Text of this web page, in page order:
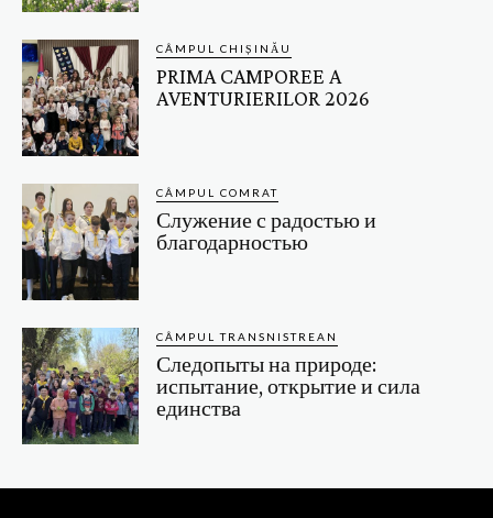
CÂMPUL CHIȘINĂU
PRIMA CAMPOREE A
AVENTURIERILOR 2026
CÂMPUL COMRAT
Служение с радостью и
благодарностью
CÂMPUL TRANSNISTREAN
Следопыты на природе:
испытание, открытие и сила
единства